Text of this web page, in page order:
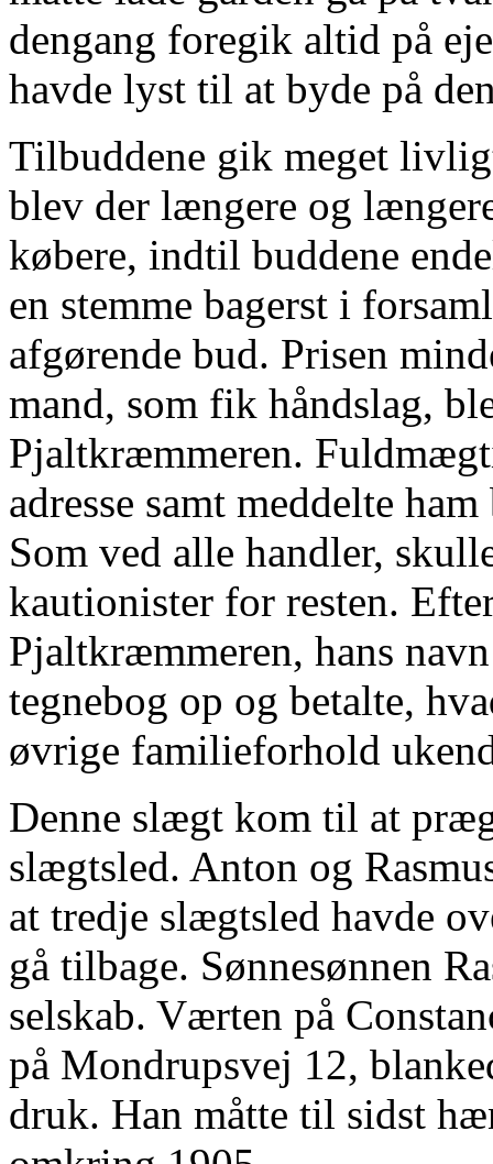
dengang foregik altid på
havde lyst til at byde på
Tilbuddene gik meget
blev der længere og
købere, indtil buddene
en stemme bagerst i
afgørende bud. Prisen
mand, som fik håndslag,
Pjaltkræmmeren.
adresse samt meddelte
Som ved alle handler,
kautionister for resten.
Pjaltkræmmeren, hans
tegnebog op og betalte,
øvrige familieforhold
Denne slægt kom til at
slægtsled. Anton og
at tredje slægtsled havde
gå tilbage. Sønnesønnen
selskab. Værten på
på Mondrupsvej 12,
druk. Han måtte til sidst